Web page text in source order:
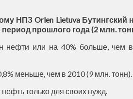
НПЗ Orlen Lietuva Бутингский
период прошлого года (2 млн.
или на 40% больше, чем
меньше, чем в 2010 (9 млн. тонн).
только для своих нужд.